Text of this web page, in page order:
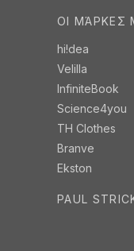
ΟΙ ΜΆΡΚΕΣ
hi!dea
Velilla
InfiniteBook
Science4you
TH Clothes
Branve
Ekston
PAUL